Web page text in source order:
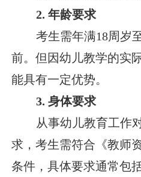
2. 年龄要求
考生需年满18周岁
前。但因幼儿教学的实
能具有一定优势。
3. 身体要求
从事幼儿教育工作
求，考生需符合《教师
条件，具体要求通常包括